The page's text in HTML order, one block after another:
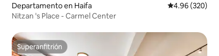
Departamento en Haifa Calificación
4.96 (320)
Nitzan 's Place - Carmel Center
Superanfitrión
Superanfitrión